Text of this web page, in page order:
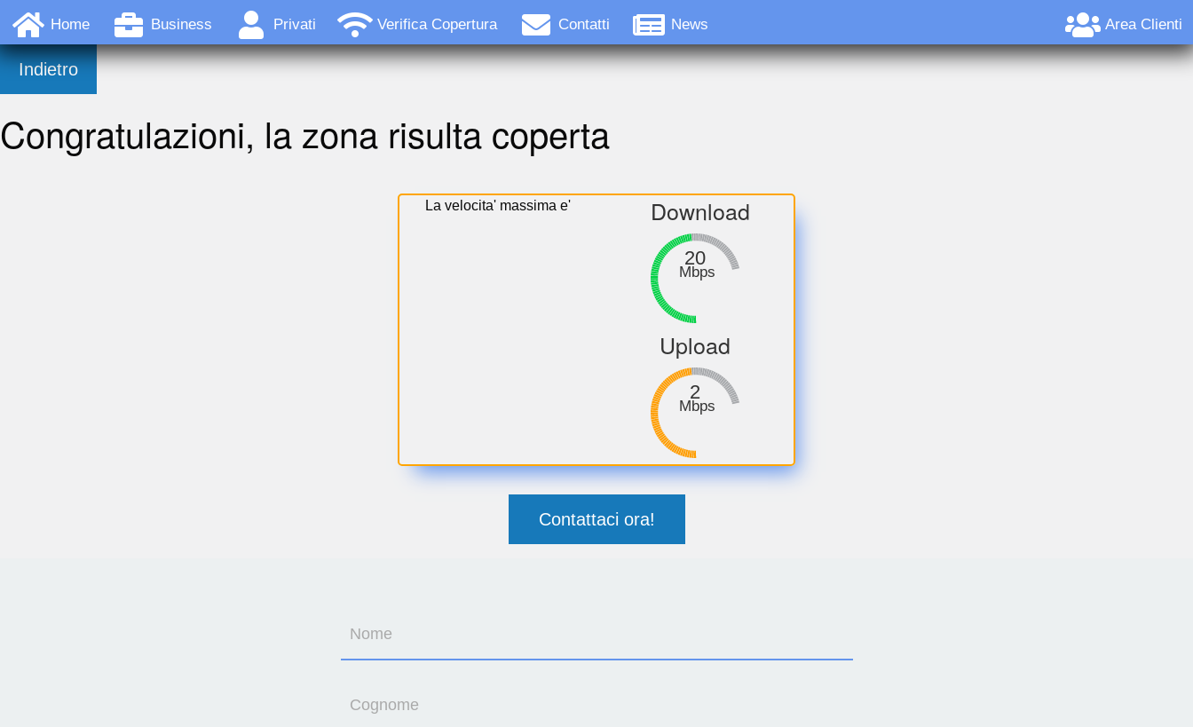
Home Business Privati Verifica Copertura Contatti News Area Clienti
Indietro
Congratulazioni, la zona risulta coperta
La velocita' massima e'
20
Mbps
Download
2
Mbps
Upload
Contattaci ora!
Nome
Cognome